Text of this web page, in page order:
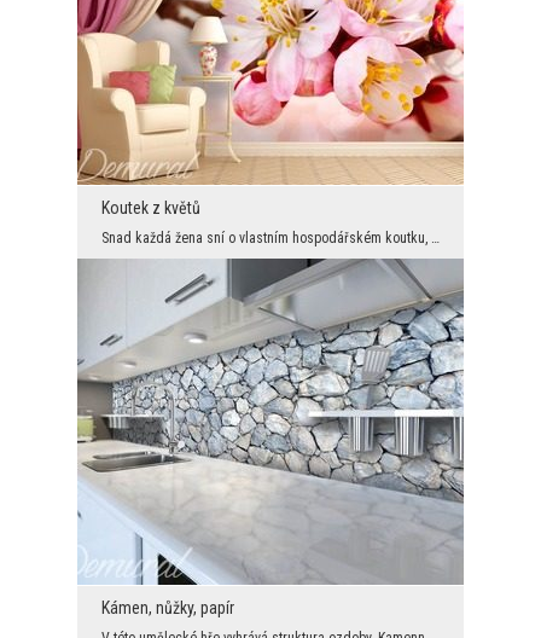
Koutek z květů
Kámen, nůžky, papír